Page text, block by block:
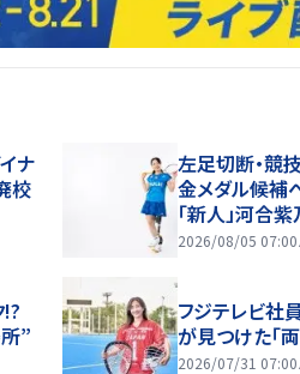
ナ
校
左足切断・競
金メダル候補
「新人」河合
2026/08/05 07:00
”
フジテレビ社
が見つけた「
2026/07/31 07:00